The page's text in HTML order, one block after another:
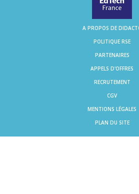
A PROPOS DE
POLITIQUE RSE
PARTENAIRES
APPELS D'OFFRES
RECRUTEMENT
CGV
MENTIONS LÉGALES
PLAN DU SITE